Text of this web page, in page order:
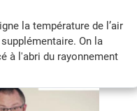
la température de l’air
On la
à l'abri du rayonnement
(océan, lac ou rivière)
qui fournissent des